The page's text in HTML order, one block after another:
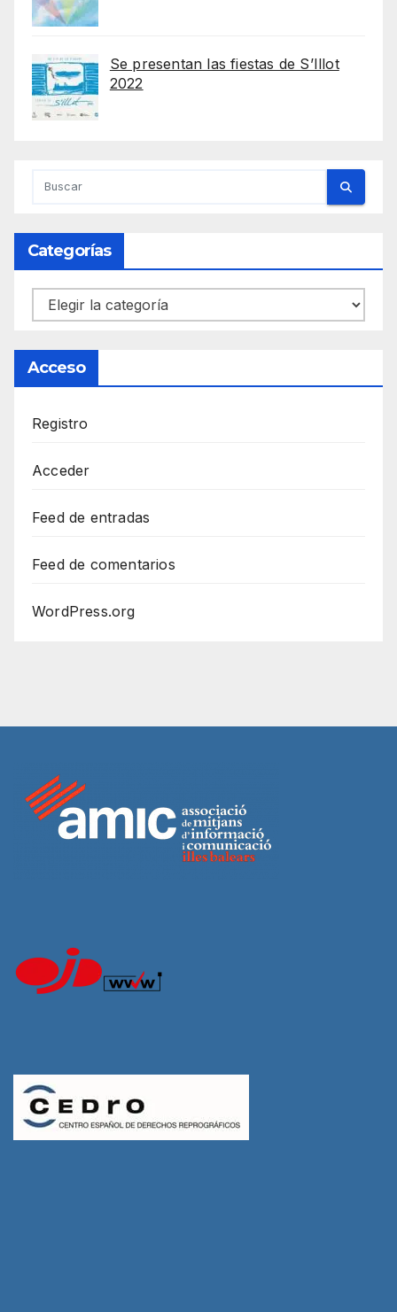
Se presentan las fiestas de S’Illot
2022
Categorías
Categorías
Acceso
Registro
Acceder
Feed de entradas
Feed de comentarios
WordPress.org